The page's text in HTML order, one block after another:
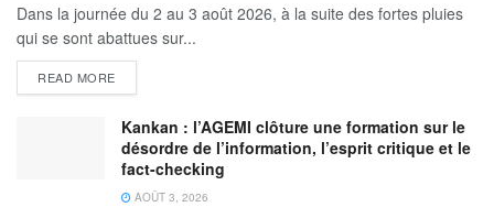
Dans la journée du 2 au 3 août 2026, à la suite des fortes pluies
qui se sont abattues sur...
READ MORE
Kankan : l’AGEMI clôture une formation sur le
désordre de l’information, l’esprit critique et le
fact-checking
AOÛT 3, 2026